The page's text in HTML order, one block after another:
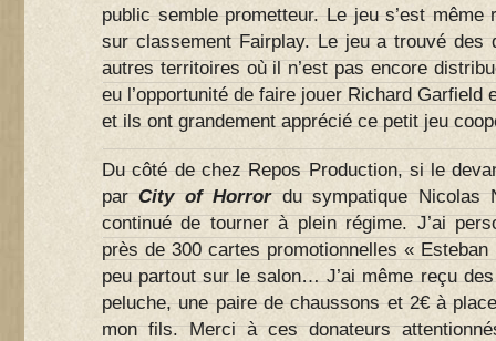
public semble prometteur. Le jeu s’est
sur classement Fairplay. Le jeu a trouvé des
autres territoires où il n’est pas encore
eu l’opportunité de faire jouer Richard Garfield
et ils ont grandement apprécié ce petit jeu
Du côté de chez Repos Production, si le
parCity of Horrordu sympatique Nicolas
continué de tourner à plein régime. J’ai
près de 300 cartes promotionnelles «
peu partout sur le salon… J’ai même reçu
peluche, une paire de chaussons et 2€ à
mon fils. Merci à ces donateurs